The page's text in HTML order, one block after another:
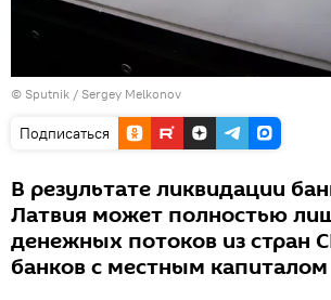
© Sputnik / Sergey Melkonov
Подписаться
В результате ликвидации
Латвия может полностью
денежных потоков из стран
банков с местным капиталом